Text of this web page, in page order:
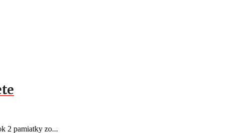
2 pamiatky zo...